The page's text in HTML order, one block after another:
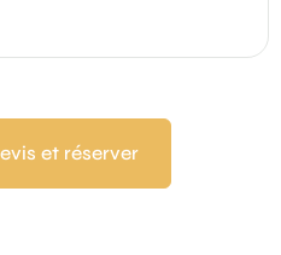
et réserver